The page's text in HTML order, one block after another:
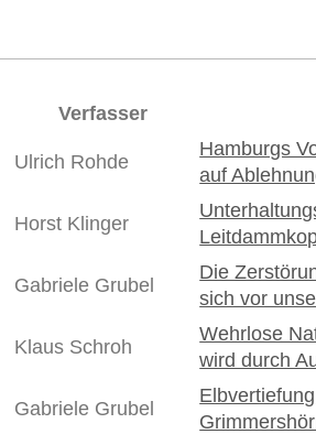
Verfasser
Ulrich Rohde
Hamburgs
auf
Horst Klinger
Gabriele Grubel
Die
sich vor
Klaus Schroh
Wehrlose
wird durch
Gabriele Grubel